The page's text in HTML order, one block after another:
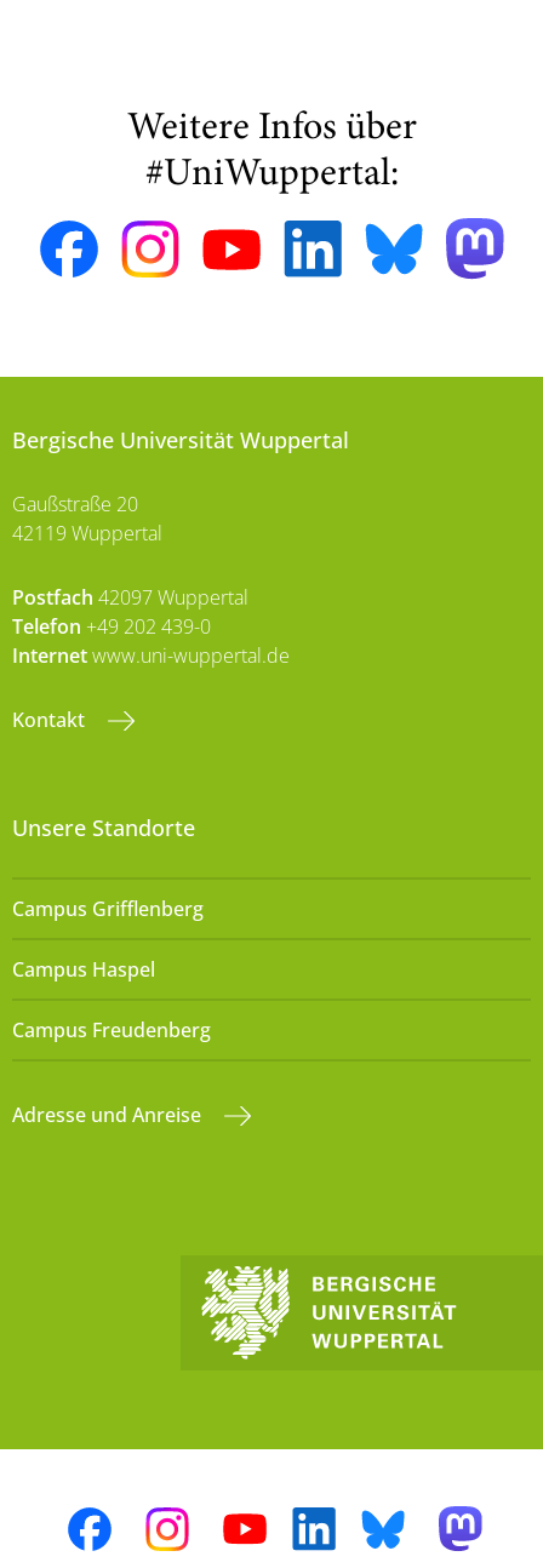
Weitere Infos über
#UniWuppertal:
Bergische Universität Wuppertal
Gaußstraße 20
42119 Wuppertal
Postfach 42097 Wuppertal
Telefon +49 202 439-0
Internetwww.uni-wuppertal.de
Kontakt
Unsere Standorte
Campus Grifflenberg
Campus Haspel
Campus Freudenberg
Adresse und Anreise